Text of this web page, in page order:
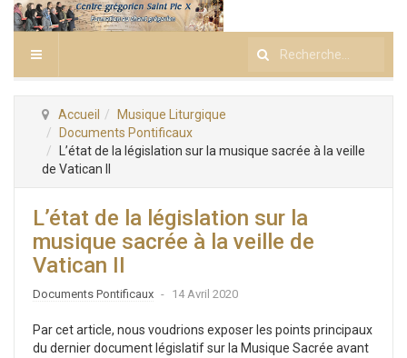
Rechercher
Accueil
Musique Liturgique
Documents Pontificaux
L’état de la législation sur la musique sacrée à la veille
de Vatican II
L’état de la législation sur la
musique sacrée à la veille de
Vatican II
Documents Pontificaux 14 Avril 2020
Par cet article, nous voudrions exposer les points principaux
du dernier document législatif sur la Musique Sacrée avant